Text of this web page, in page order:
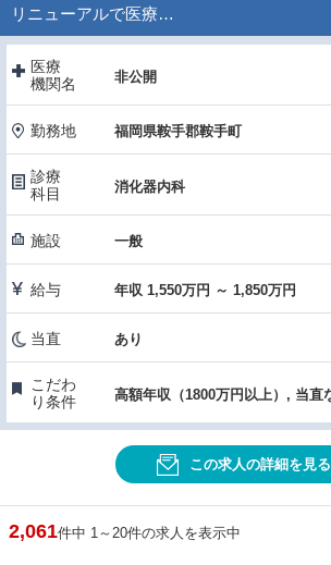
リニューアルで医療…
医療
機関名
非公開
勤務地 福岡県鞍手郡鞍手町
診療
科目
消化器内科
施設 一般
給与 年収 1,550万円 ～ 1,850万円
当直 あり
こだわ
り条件
この求人の詳細を見る
2,061件中 1～20件の求人を表示中